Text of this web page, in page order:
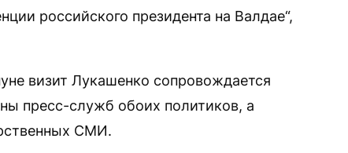
российского президента на Валдае“,
визит Лукашенко сопровождается
пресс-служб обоих политиков, а
СМИ.